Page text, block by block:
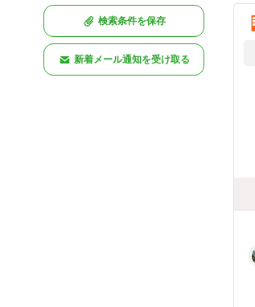
検索条件を保存
新着メール通知を受け取る